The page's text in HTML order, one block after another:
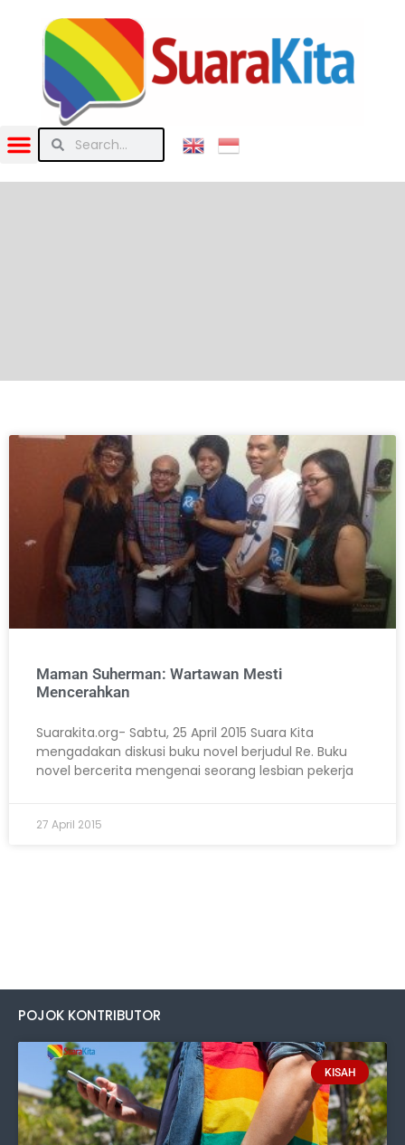
Maman Suherman: Wartawan Mesti
Mencerahkan
Suarakita.org- Sabtu, 25 April 2015 Suara Kita
mengadakan diskusi buku novel berjudul Re. Buku
novel bercerita mengenai seorang lesbian pekerja
27 April 2015
POJOK KONTRIBUTOR
KISAH